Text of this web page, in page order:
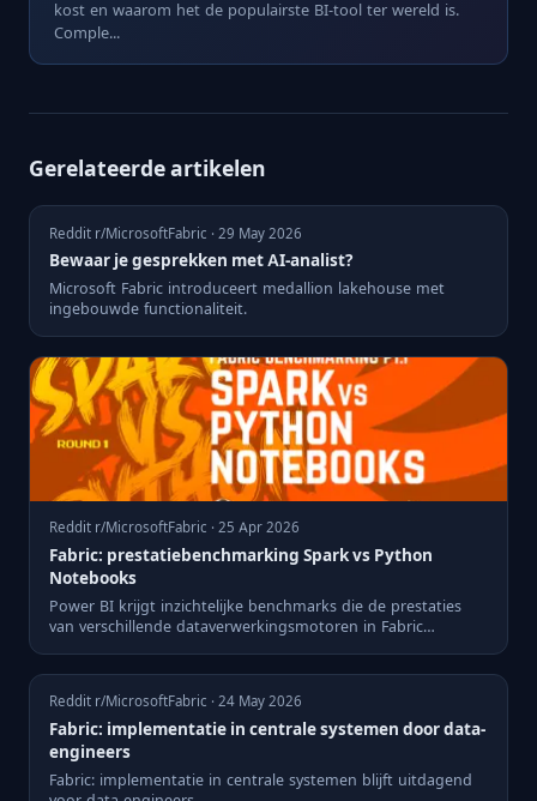
kost en waarom het de populairste BI-tool ter wereld is.
Comple...
Gerelateerde artikelen
Reddit r/MicrosoftFabric · 29 May 2026
Bewaar je gesprekken met AI-analist?
Microsoft Fabric introduceert medallion lakehouse met
ingebouwde functionaliteit.
Reddit r/MicrosoftFabric · 25 Apr 2026
Fabric: prestatiebenchmarking Spark vs Python
Notebooks
Power BI krijgt inzichtelijke benchmarks die de prestaties
van verschillende dataverwerkingsmotoren in Fabric
Reddit r/MicrosoftFabric · 24 May 2026
Fabric: implementatie in centrale systemen door data-
engineers
Fabric: implementatie in centrale systemen blijft uitdagend